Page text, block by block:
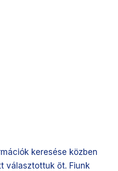
keresése közben
választottuk őt. Fiunk